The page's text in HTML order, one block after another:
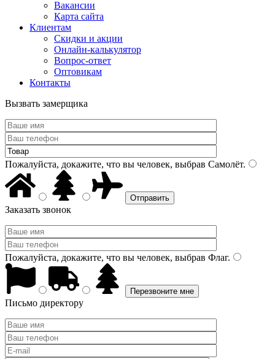
Вакансии
Карта сайта
Клиентам
Скидки и акции
Онлайн-калькулятор
Вопрос-ответ
Оптовикам
Контакты
Вызвать замерщика
Пожалуйста, докажите, что вы человек, выбрав Самолёт.
Заказать звонок
Пожалуйста, докажите, что вы человек, выбрав Флаг.
Письмо директору